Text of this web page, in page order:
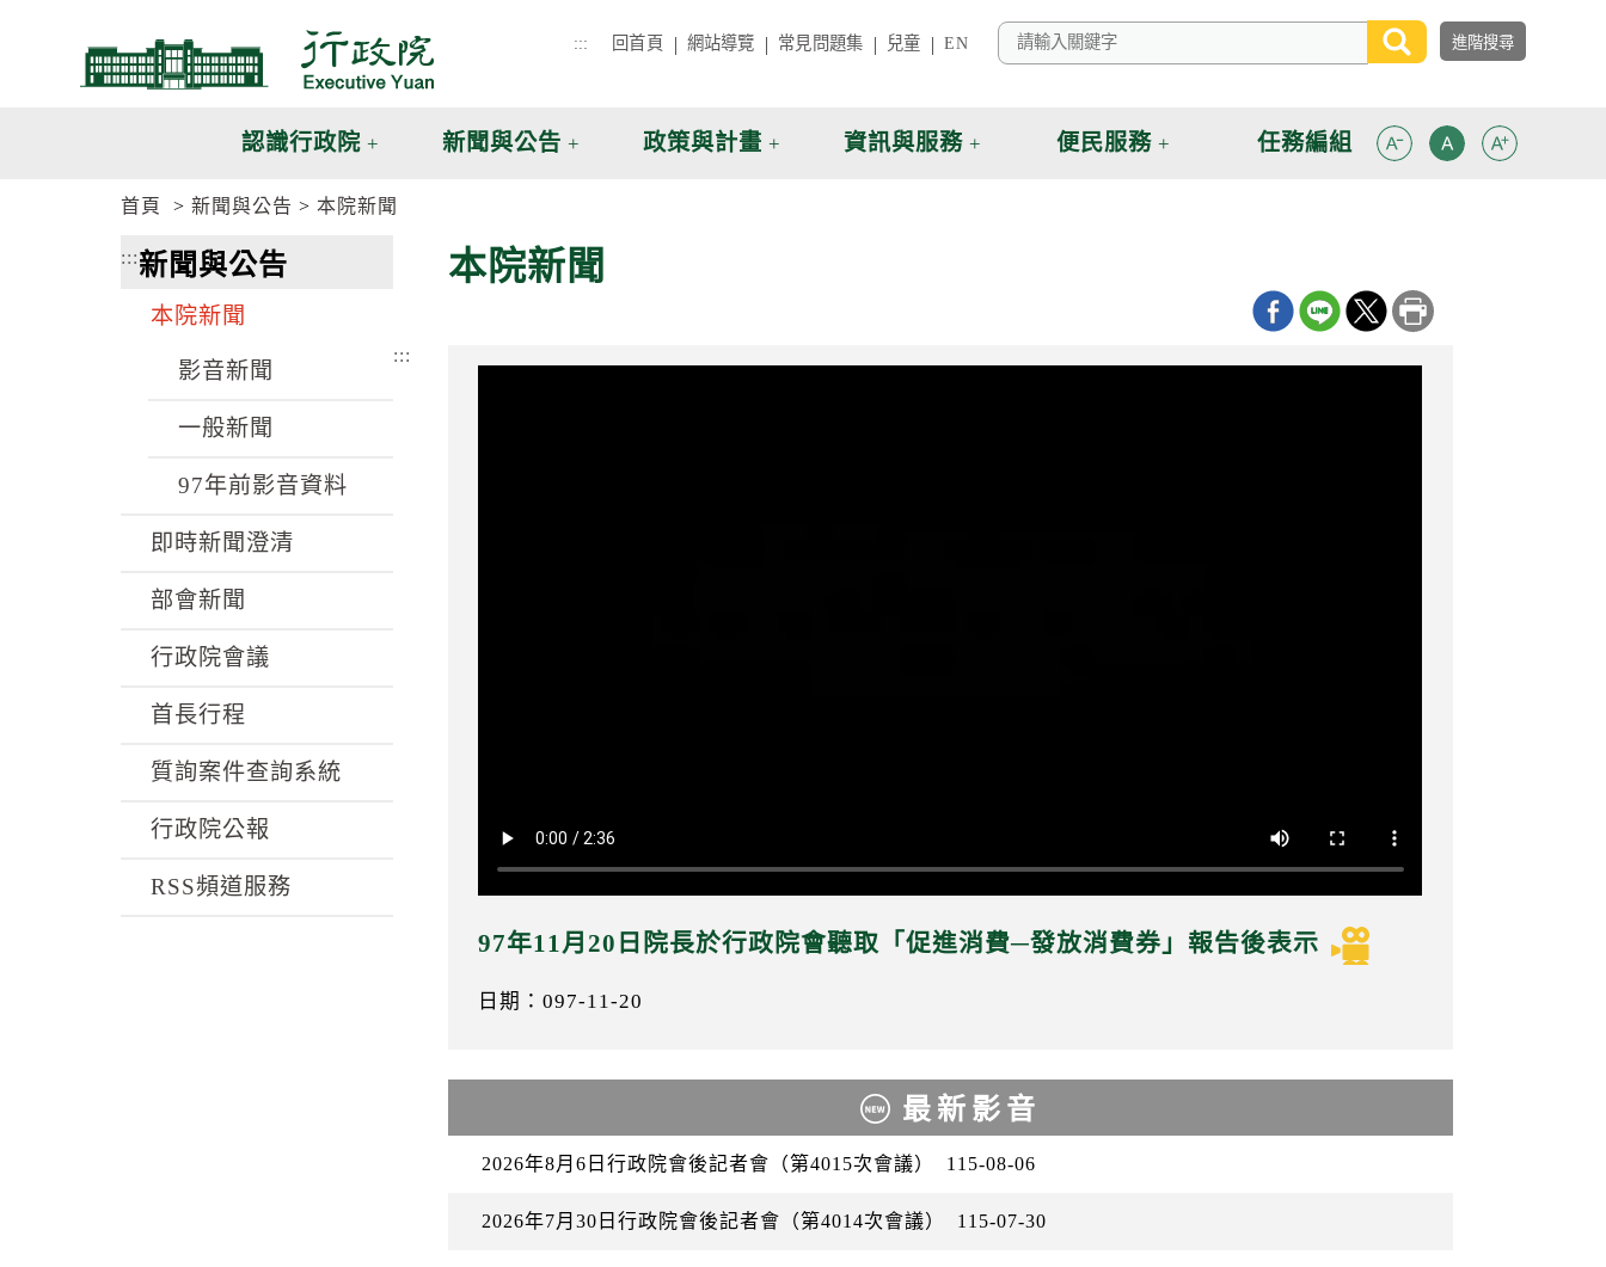
::: 回首頁 網站導覽 常見問題集 兒童 EN
認識行政院 新聞與公告 政策與計畫 資訊與服務 便民服務 任務編組
首頁 新聞與公告 本院新聞
:::新聞與公告
本院新聞
影音新聞
一般新聞
97年前影音資料
即時新聞澄清
部會新聞
行政院會議
首長行程
質詢案件查詢系統
行政院公報
RSS頻道服務
本院新聞
:::
97年11月20日院長於行政院會聽取「促進消費─發放消費券」報告後表示
日期：097-11-20
最新影音
2026年8月6日行政院會後記者會（第4015次會議） 115-08-06
2026年7月30日行政院會後記者會（第4014次會議） 115-07-30